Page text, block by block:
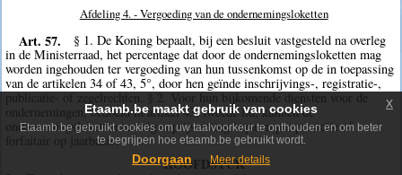
Afdeling 4. - Vergoeding van de ondernemingsloketten
Art. 57.
§ 1. De Koning bepaalt, bij een besluit vastgesteld na overleg
in de Ministerraad, het percentage dat door de ondernemingsloketten mag
worden ingehouden ter vergoeding van hun tussenkomst op de in toepassing
van de artikelen 34 of 43, 5°, door hen geïnde inschrijvings-, registratie-,
publicatie- of zegelrechten. § 2. Voor hun bijkomende diensten voor de
ondernemingen, bedoeld in artikel 43, tweede lid, kunnen de
ondernemingsloketten een eigen prijszetting bepalen per prestatie of
forfaitair op jaarbasis.
HOOFDSTUK
Etaamb.be maakt gebruik van cookies
Etaamb.be gebruikt cookies om uw taalvoorkeur te onthouden en om beter
te begrijpen hoe etaamb.be gebruikt wordt.
Doorgaan Meer details
x